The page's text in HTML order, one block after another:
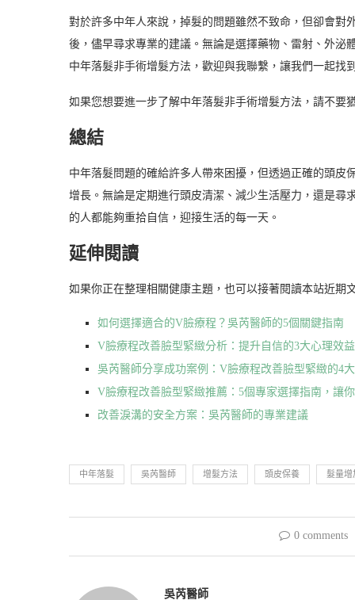
對於許多中年人來說，掉髮的問題雖然不致命，但卻會對
後，儘早尋求專業的建議。無論是選擇藥物、雷射、外泌
中年落髮非手術增髮方法，歡迎與我聯繫，讓我們一起找
如果您想要進一步了解中年落髮非手術增髮方法，請不要
總結
中年落髮問題的確給許多人帶來困擾，但透過正確的頭
增長。無論是定期進行頭皮清潔、減少生活壓力，還是尋
的人都能夠重拾自信，迎接生活的每一天。
延伸閱讀
如果你正在整理相關健康主題，也可以接著閱讀本站近期
如何選擇適合的V臉療程？吳芮醫師的5個關鍵指南
V臉療程改善臉型緊緻分析：提升自信的3大心理效益
吳芮醫師分享成功案例：V臉療程改善臉型緊緻的4
V臉療程改善臉型緊緻推薦：5個專家選擇指南，讓
改善淚溝的安全方案：吳芮醫師的專業建議
中年落髮 吳芮醫師 增髮方法 頭皮保養 髮量增
0 comments
吳芮醫師